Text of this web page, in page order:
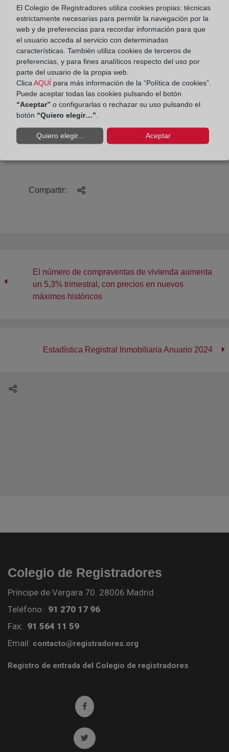
Compartir:
El número de compraventas de vivienda aumenta
un 5,3% trimestral, con precios en nuevos
máximos históricos
Estadística Registral Inmobiliaria Anuario 2024
Colegio de Registradores
Príncipe de Vergara 70. 28006 Madrid
Teléfono: 91 270 17 96
Fax: 91 564 11 59
Email: contacto@registradores.org
Registro de entrada del Colegio de registradores
Ir a facebook (abre en ventana nueva)
Ir a twitter (abre en ventana nueva)
El Colegio de Registradores utiliza cookies propias: técnicas
estrictamente necesarias para permitir la navegación por la
web y de preferencias para recordar información para que
el usuario acceda al servicio con determinadas
características. También utiliza cookies de terceros de
preferencias, y para fines analíticos respecto del uso por
parte del usuario de la propia web.
Clica AQUÍ para más información de la “Política de cookies”.
Puede aceptar todas las cookies pulsando el botón
“Aceptar” o configurarlas o rechazar su uso pulsando el
botón “Quiero elegir…”
Quiero elegir... Aceptar